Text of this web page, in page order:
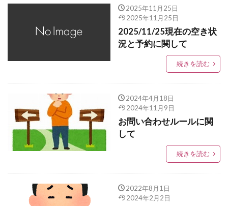
2025年11月25日
2025年11月25日
2025/11/25現在の空き状
況と予約に関して
続きを読む
2024年4月18日
2024年11月9日
お問い合わせルールに関
して
続きを読む
2022年8月1日
2024年2月2日